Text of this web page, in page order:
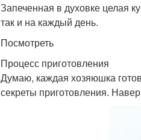
Запеченная в духовке целая
так и на каждый день.
Посмотреть
Процесс приготовления
Думаю, каждая хозяюшка
секреты приготовления.